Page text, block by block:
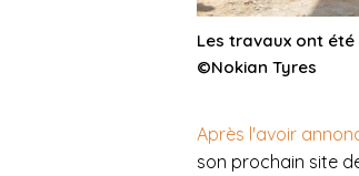
Les travaux ont
©Nokian Tyres
Après l'avoir
son prochain site